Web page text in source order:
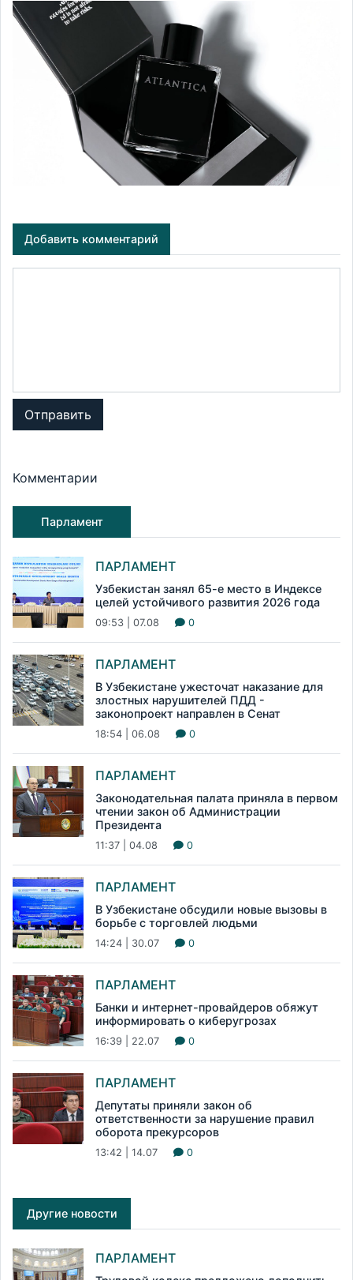
Добавить комментарий
Отправить
Комментарии
Парламент
ПАРЛАМЕНТ
Узбекистан занял 65-е место в Индексе
целей устойчивого развития 2026 года
09:53 | 07.08 0
ПАРЛАМЕНТ
В Узбекистане ужесточат наказание для
злостных нарушителей ПДД -
законопроект направлен в Сенат
18:54 | 06.08 0
ПАРЛАМЕНТ
Законодательная палата приняла в первом
чтении закон об Администрации
Президента
11:37 | 04.08 0
ПАРЛАМЕНТ
В Узбекистане обсудили новые вызовы в
борьбе с торговлей людьми
14:24 | 30.07 0
ПАРЛАМЕНТ
Банки и интернет-провайдеров обяжут
информировать о киберугрозах
16:39 | 22.07 0
ПАРЛАМЕНТ
Депутаты приняли закон об
ответственности за нарушение правил
оборота прекурсоров
13:42 | 14.07 0
Другие новости
ПАРЛАМЕНТ